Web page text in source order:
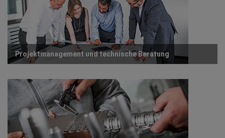
Projektmanagement und technische Beratung